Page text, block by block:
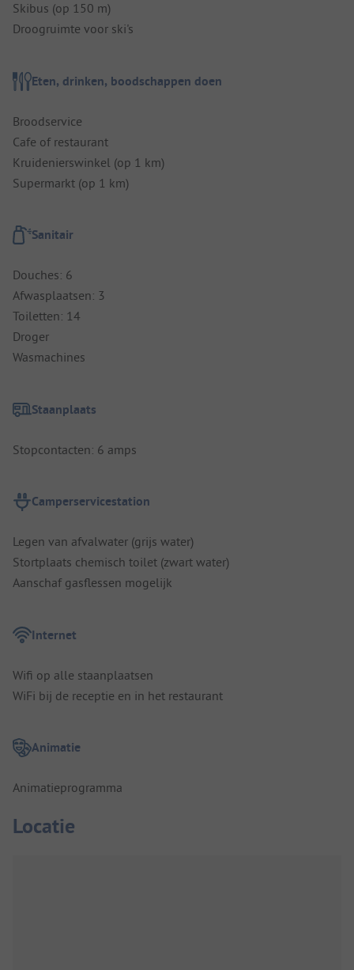
Skibus (op 150 m)
Droogruimte voor ski's
Eten, drinken, boodschappen doen
Broodservice
Cafe of restaurant
Kruidenierswinkel (op 1 km)
Supermarkt (op 1 km)
Sanitair
Douches: 6
Afwasplaatsen: 3
Toiletten: 14
Droger
Wasmachines
Staanplaats
Stopcontacten: 6 amps
Camperservicestation
Legen van afvalwater (grijs water)
Stortplaats chemisch toilet (zwart water)
Aanschaf gasflessen mogelijk
Internet
Wifi op alle staanplaatsen
WiFi bij de receptie en in het restaurant
Animatie
Animatieprogramma
Locatie